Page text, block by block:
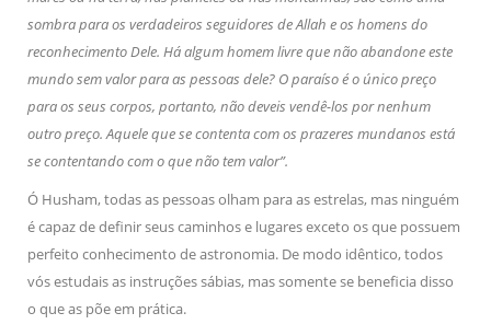
sombra para os verdadeiros seguidores de Allah e os homens do
reconhecimento Dele. Há algum homem livre que não abandone este
mundo sem valor para as pessoas dele? O paraíso é o único preço
para os seus corpos, portanto, não deveis vendê-los por nenhum
outro preço. Aquele que se contenta com os prazeres mundanos está
se contentando com o que não tem valor”.
Ó Husham, todas as pessoas olham para as estrelas, mas ninguém
é capaz de definir seus caminhos e lugares exceto os que possuem
perfeito conhecimento de astronomia. De modo idêntico, todos
vós estudais as instruções sábias, mas somente se beneficia disso
o que as põe em prática.